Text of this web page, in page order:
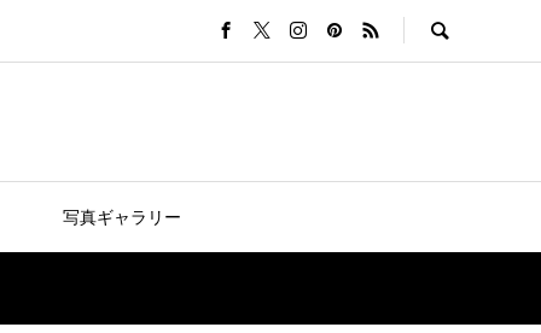
写真ギャラリー